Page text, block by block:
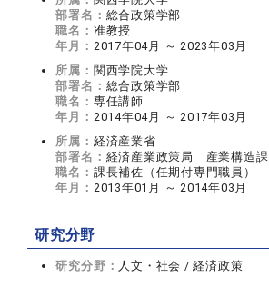
部署名： 総合政策学部
職名： 准教授
年月： 2017年04月 ～ 2023年03月
所属： 関西学院大学
部署名： 総合政策学部
職名： 専任講師
年月： 2014年04月 ～ 2017年03月
所属： 経済産業省
部署名： 経済産業政策局 産業構造課
職名： 課長補佐（任期付専門職員）
年月： 2013年01月 ～ 2014年03月
研究分野
研究分野： 人文・社会 / 経済政策